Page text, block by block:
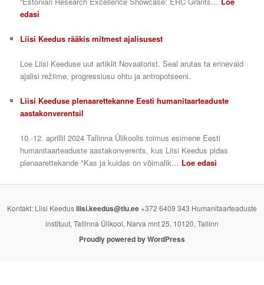
edasi
Liisi Keedus rääkis mitmest ajalisusest
Loe Liisi Keeduse uut artiklit Novaatorist. Seal arutas ta erinevaid
ajalisi režiime, progressiusu ohtu ja antropotseeni.
Liisi Keeduse plenaarettekanne Eesti humanitaarteaduste
aastakonverentsil
10.-12. aprillil 2024 Tallinna Ülikoolis toimus esimene Eesti
humanitaarteaduste aastakonverents, kus Liisi Keedus pidas
plenaarettekande "Kas ja kuidas on võimalik… Loe edasi
Kontakt: Liisi Keedusliisi.keedus@tlu.ee +372 6409 343 Humanitaarteaduste
instituut, Tallinna Ülikool, Narva mnt 25, 10120, Tallinn
Proudly powered by WordPress